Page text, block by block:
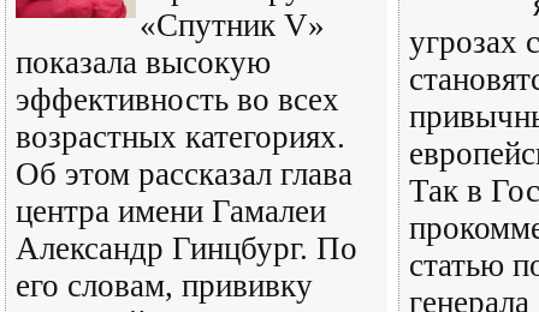
«Спутник V»
показала высокую
эффективность во всех
возрастных категориях.
Об этом рассказал глава
центра имени Гамалеи
Александр Гинцбург. По
его словам, прививку
угрозах
Так в
статью